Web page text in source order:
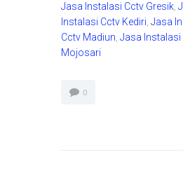
Jasa Instalasi Cctv Gresik
Instalasi Cctv Kediri Jasa
Cctv Madiun Jasa Instalasi
Mojosari
0